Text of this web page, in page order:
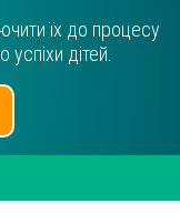
їх до процесу
дітей.